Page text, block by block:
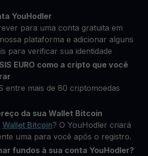
YouHodler
para uma conta gratuita em
plataforma e adicionar alguns
para verificar sua identidade
EURO como a cripto que você
entre mais de 80 criptomoedas
da sua Wallet Bitcoin
Wallet Bitcoin? O YouHodler criará
uma para você após o registro.
fundos à sua conta YouHodler?